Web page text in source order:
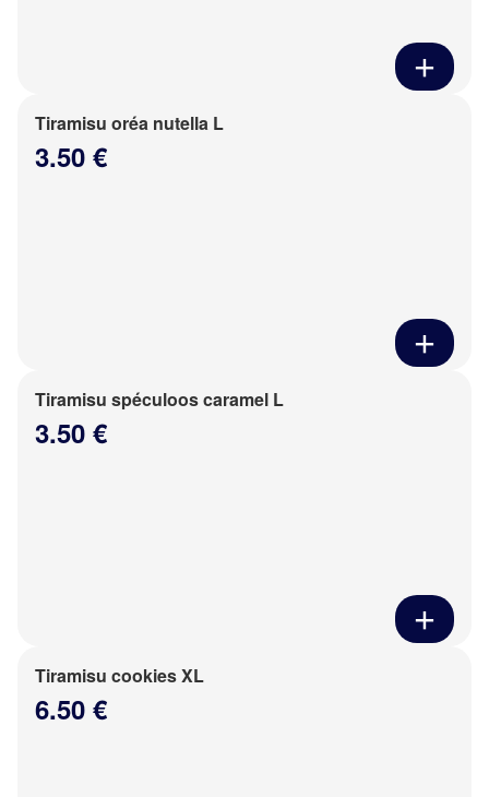
Tiramisu oréa nutella L
3.50 €
Tiramisu spéculoos caramel L
3.50 €
Tiramisu cookies XL
6.50 €